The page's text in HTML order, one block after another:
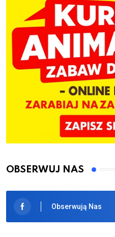
OBSERWUJ NAS
Obserwują Nas